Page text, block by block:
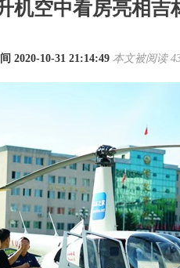
机空中看房亮相吉
2020-10-31 21:14:49 本文被阅读